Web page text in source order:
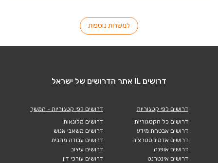
למשרות נוספות
דרושים IL אתר הדרושים של ישראל
דרושים לפי קטגוריות
דרושים כל הקטגוריות
דרושים אבטחת מידע
דרושים אדמיניסטרציה
דרושים אופנה
דרושים אינטרנט
דרושים לפי קטגוריות - המשך
דרושים מלונאות
דרושים משאבי אנוש
דרושים עבודה מהבית
דרושים עיצוב
דרושים עורכי דין